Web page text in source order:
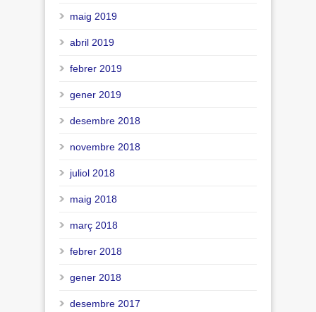
maig 2019
abril 2019
febrer 2019
gener 2019
desembre 2018
novembre 2018
juliol 2018
maig 2018
març 2018
febrer 2018
gener 2018
desembre 2017